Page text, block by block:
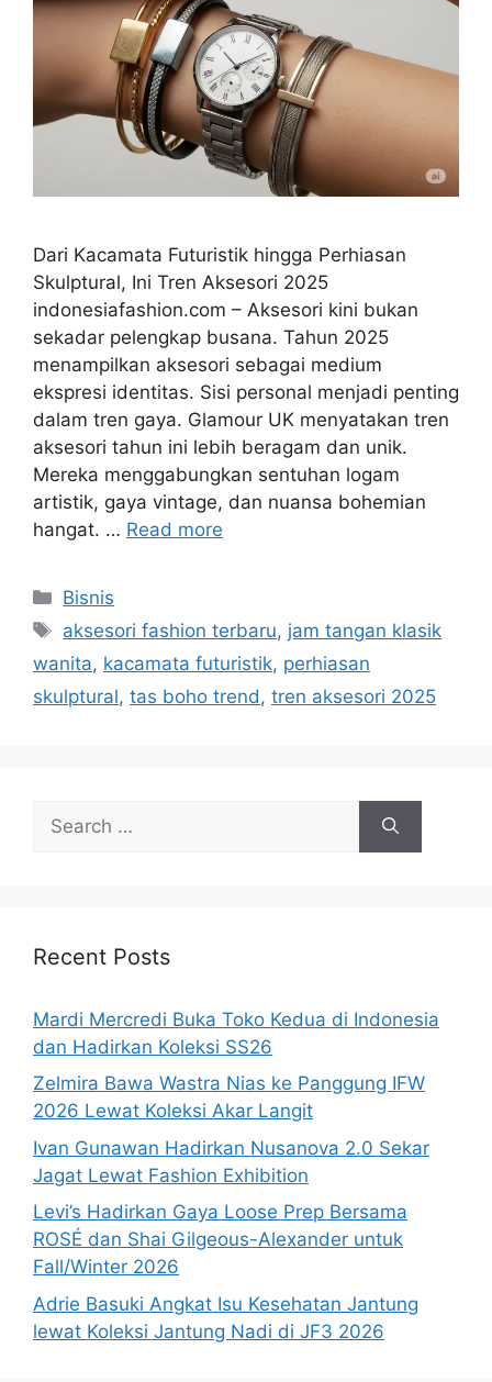
Dari Kacamata Futuristik hingga Perhiasan
Skulptural, Ini Tren Aksesori 2025
indonesiafashion.com – Aksesori kini bukan
sekadar pelengkap busana. Tahun 2025
menampilkan aksesori sebagai medium
ekspresi identitas. Sisi personal menjadi penting
dalam tren gaya. Glamour UK menyatakan tren
aksesori tahun ini lebih beragam dan unik.
Mereka menggabungkan sentuhan logam
artistik, gaya vintage, dan nuansa bohemian
hangat. … Read more
Categories
Bisnis
Tags
aksesori fashion terbaru, jam tangan klasik
wanita, kacamata futuristik, perhiasan
skulptural, tas boho trend , tren aksesori 2025
for:
Recent Posts
Mardi Mercredi Buka Toko Kedua di Indonesia
dan Hadirkan Koleksi SS26
Zelmira Bawa Wastra Nias ke Panggung IFW
2026 Lewat Koleksi Akar Langit
Ivan Gunawan Hadirkan Nusanova 2.0 Sekar
Jagat Lewat Fashion Exhibition
Levi’s Hadirkan Gaya Loose Prep Bersama
ROSÉ dan Shai Gilgeous-Alexander untuk
Fall/Winter 2026
Adrie Basuki Angkat Isu Kesehatan Jantung
lewat Koleksi Jantung Nadi di JF3 2026